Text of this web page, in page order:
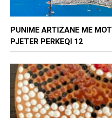
PUNIME ARTIZANE ME
PJETER PERKEQI 12